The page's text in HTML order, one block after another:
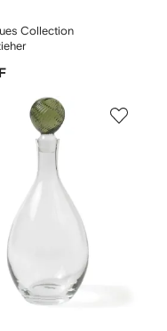
Collection